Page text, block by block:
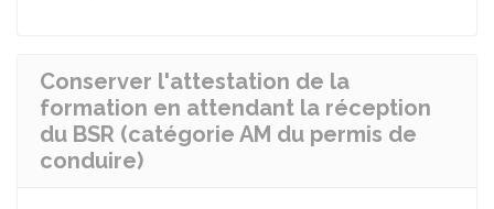
Conserver l'attestation de la
formation en attendant la réception
du BSR (catégorie AM du permis de
conduire)